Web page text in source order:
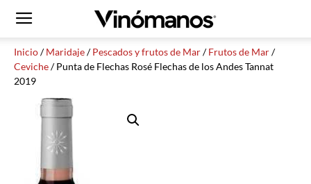
Inicio/Maridaje/Pescados y frutos de Mar/Frutos de Mar/
Ceviche/ Punta de Flechas Rosé Flechas de los Andes Tannat
2019